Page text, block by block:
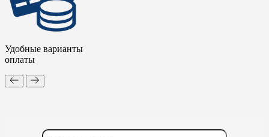
Удобные варианты
оплаты